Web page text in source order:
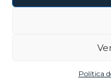
Política
©Copyright -